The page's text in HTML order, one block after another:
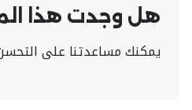
هل وجدت هذا
يمكنك مساعدتنا على